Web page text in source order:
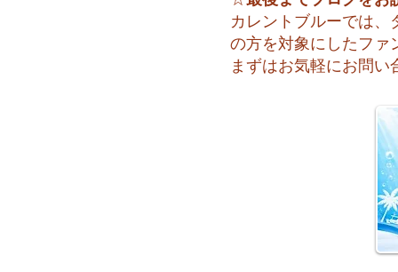
カレントブルーでは
の方を対象にしたファ
まずはお気軽にお問い